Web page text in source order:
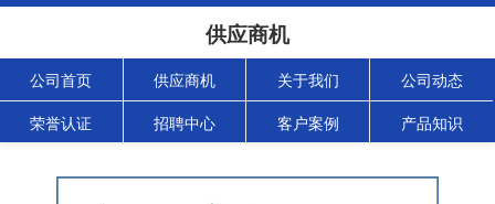
供应商机
公司首页 供应商机 关于我们 公司动态
荣誉认证 招聘中心 客户案例 产品知识